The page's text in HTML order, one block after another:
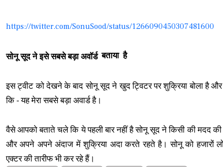
https://twitter.com/SonuSood/status/1266090450307481600
सोनू सूद ने इसे सबसे बड़ा अवॉर्ड बतायाहै
इस ट्वीट को देखने के बाद सोनू सूद ने खुद ट्विटर पर शुक्रिया बोला है
कि - यह मेरा सबसे बड़ा अवार्ड है।
वैसे आपको बताते चले कि ये पहली बार नहीं है सोनू सूद ने किसी की मदद
और अपने अपने अंदाज में शुक्रिया अदा करते रहते है। सोनू को हजारों
एक्टर की तारीफ भी कर रहे हैं।